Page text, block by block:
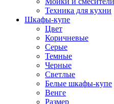
Техника для кухни
Шкафы-купе
Цвет
Коричневые
Серые
Темные
Черные
Светлые
Белые шкафы-купе
Венге
Размер